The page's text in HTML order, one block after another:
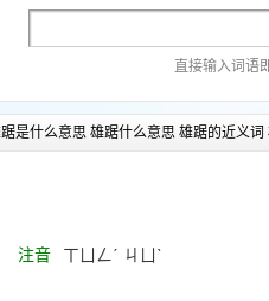
直接输入词语
是什么意思 雄踞什么意思 雄踞的近义
注音
ㄒㄩㄥˊ ㄐㄩˋ